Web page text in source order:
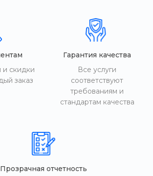
скидки
заказ
Гарантия качества
Все услуги
соответствуют
требованиям и
стандартам качества
Прозрачная отчетность